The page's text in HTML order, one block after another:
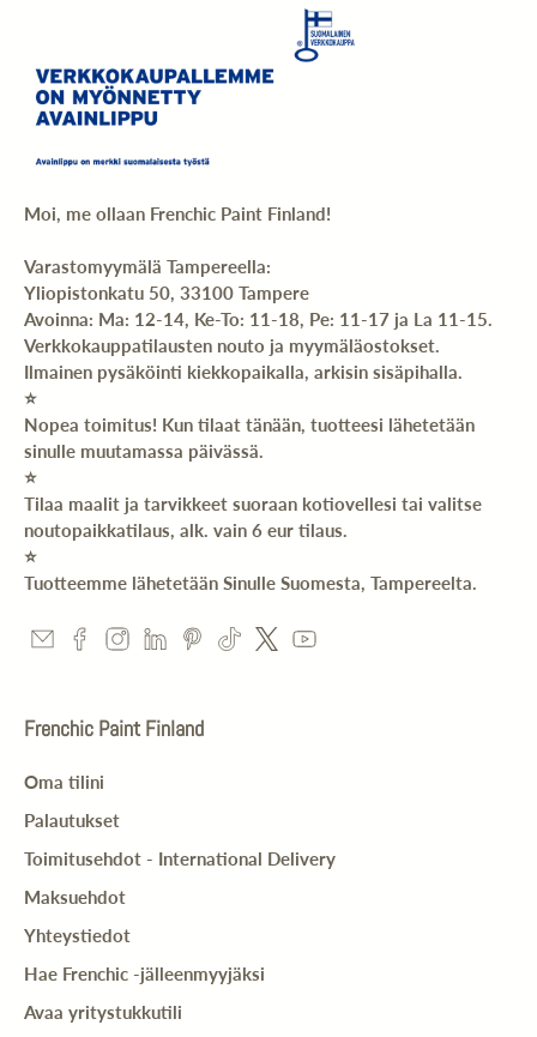
Moi, me ollaan Frenchic Paint Finland!
Varastomyymälä Tampereella:
Yliopistonkatu 50, 33100 Tampere
Avoinna: Ma: 12-14, Ke-To: 11-18, Pe: 11-17 ja La 11-15.
Verkkokauppatilausten nouto ja myymäläostokset.
Ilmainen pysäköinti kiekkopaikalla, arkisin sisäpihalla.
⭐️
Nopea toimitus! Kun tilaat tänään, tuotteesi lähetetään
sinulle muutamassa päivässä.
⭐️
Tilaa maalit ja tarvikkeet suoraan kotiovellesi tai valitse
noutopaikkatilaus, alk. vain 6 eur tilaus.
⭐️
Tuotteemme lähetetään Sinulle Suomesta, Tampereelta.
Frenchic Paint Finland
Oma tilini
Palautukset
Toimitusehdot - International Delivery
Maksuehdot
Yhteystiedot
Hae Frenchic -jälleenmyyjäksi
Avaa yritystukkutili